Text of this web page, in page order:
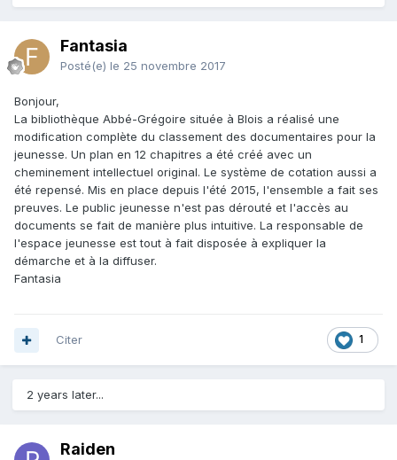
Fantasia
Posté(e) le 25 novembre 2017
Bonjour,
La bibliothèque Abbé-Grégoire située à Blois a réalisé une
modification complète du classement des documentaires pour la
jeunesse. Un plan en 12 chapitres a été créé avec un
cheminement intellectuel original. Le système de cotation aussi a
été repensé. Mis en place depuis l'été 2015, l'ensemble a fait ses
preuves. Le public jeunesse n'est pas dérouté et l'accès au
documents se fait de manière plus intuitive. La responsable de
l'espace jeunesse est tout à fait disposée à expliquer la
démarche et à la diffuser.
Fantasia
1
Citer
2 years later...
Raiden